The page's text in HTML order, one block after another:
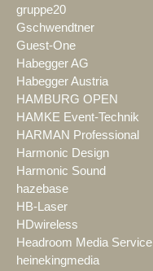
gruppe20
Gschwendtner
Guest-One
Habegger AG
Habegger Austria
HAMBURG OPEN
HAMKE Event-Technik
HARMAN Professional
Harmonic Design
Harmonic Sound
hazebase
HB-Laser
HDwireless
Headroom Media Service
heinekingmedia